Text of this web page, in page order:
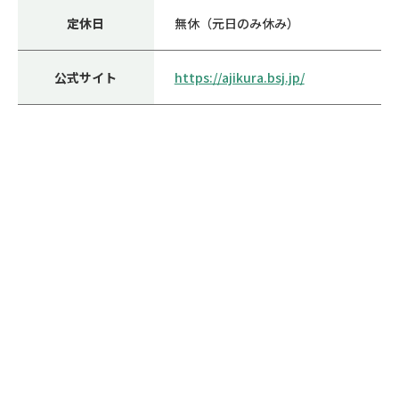
定休日 無休（元日のみ休み）
公式サイト https://ajikura.bsj.jp/